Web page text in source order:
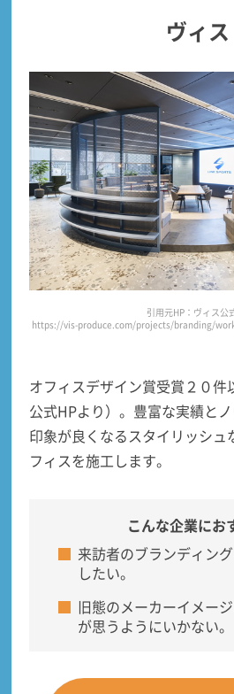
ヴィス
引用元HP：ヴィス公
https://vis-produce.com/projects/branding/
オフィスデザイン賞受賞２０件
公式HPより）。豊富な実績と
印象が良くなるスタイリッシュ
フィスを施工します。
こんな企業にお
来訪者のブランディン
したい。
旧態のメーカーイメー
が思うようにいかない。